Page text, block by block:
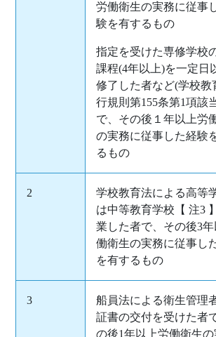
労働衛生の実務に従事
験を有するもの
指定を受けた専修学校
課程(4年以上)を一定日
修了した者など(学校教
行規則第155条第1項該
で、その後１年以上労
の実務に従事した経験
るもの
2
学校教育法による高等
は中等教育学校【 注3
業した者で、その後3
働衛生の実務に従事し
を有するもの
3
船員法による衛生管理
証書の交付を受けた者
の後1年以上労働衛生の